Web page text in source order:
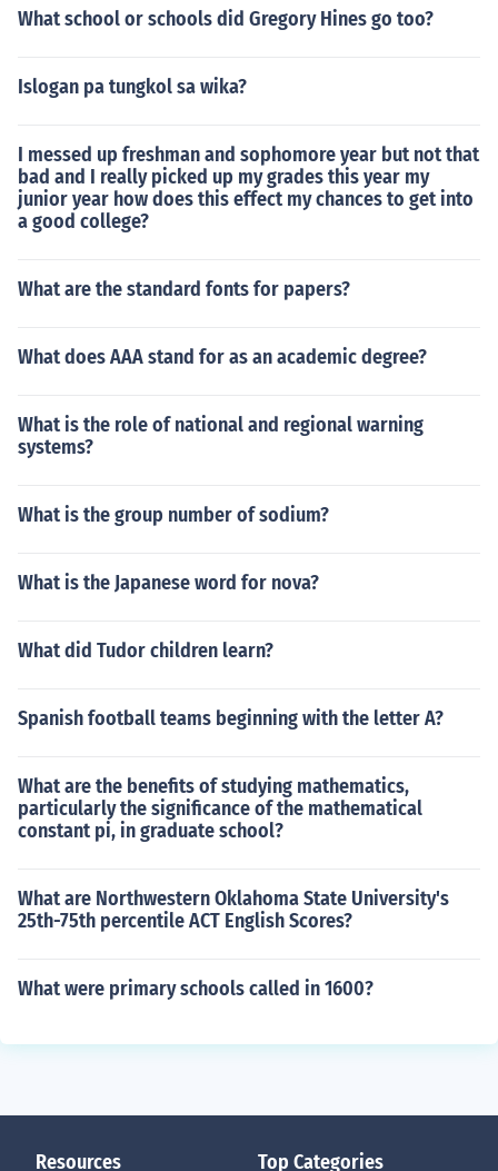
i ng mag bigay nang halimbawa ng uri ... Ano ang pana
...
What school or schools did Gregory Hines go too?
Islogan pa tungkol sa wika?
I messed up freshman and sophomore year but not that
bad and I really picked up my grades this year my
junior year how does this effect my chances to get into
a good college?
What are the standard fonts for papers?
What does AAA stand for as an academic degree?
What is the role of national and regional warning
systems?
What is the group number of sodium?
What is the Japanese word for nova?
What did Tudor children learn?
Spanish football teams beginning with the letter A?
What are the benefits of studying mathematics,
particularly the significance of the mathematical
constant pi, in graduate school?
What are Northwestern Oklahoma State University's
25th-75th percentile ACT English Scores?
What were primary schools called in 1600?
Resources Top Categories